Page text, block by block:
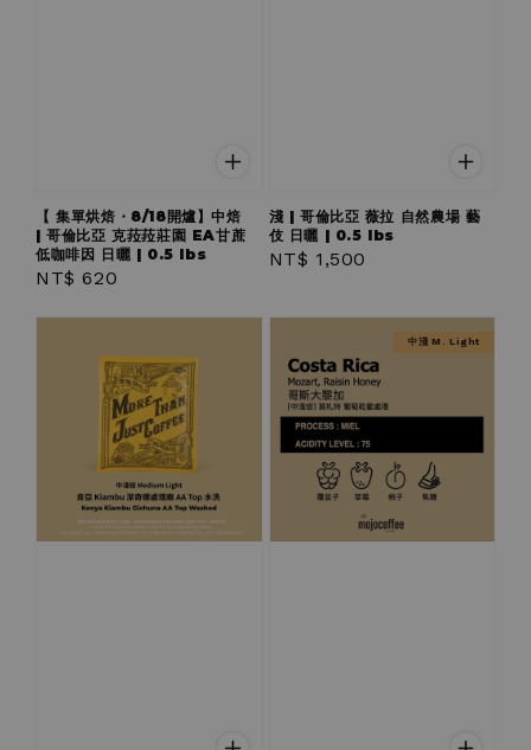
【 集單烘焙・8/18開爐】中焙
| 哥倫比亞 克菈菈莊園 EA甘蔗
低咖啡因 日曬 | 0.5 lbs
Regular
NT$ 620
淺 | 哥倫比亞 薇拉 自然農場 藝
伎 日曬 | 0.5 lbs
Regular
NT$ 1,500
中淺 M. Light